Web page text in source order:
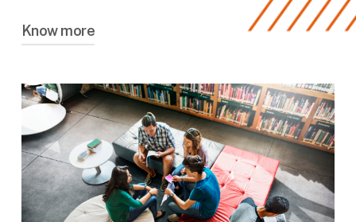
Know more
le biais de l’apprentissage avec un
rattachement au CFA Jean BOSCO, ou de la
formation initiale.
Le Titre obtenu en fin de formation est
enregistré au Répertoire National des
Certifications Professionnelles, et délivré par
l’État au travers du Ministère du Travail, du
Plein Emploi et de l’Insertion.